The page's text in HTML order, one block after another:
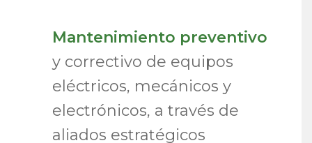
Mantenimiento preventivo
y correctivo de equipos
eléctricos, mecánicos y
electrónicos, a través de
aliados estratégicos